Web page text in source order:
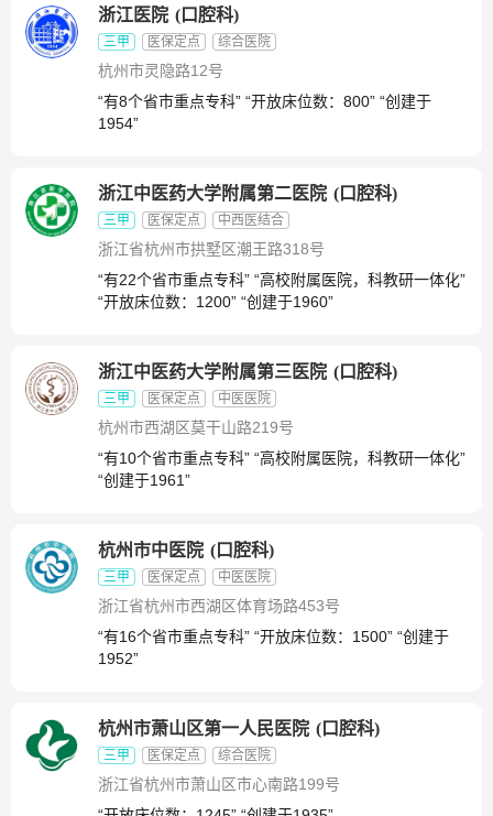
浙江医院 ( 口腔科)
三甲 医保定点 综合医院
杭州市灵隐路12号
“有8个省市重点专科” “开放床位数：800” “创建于
1954”
浙江中医药大学附属第二医院 ( 口腔科)
三甲 医保定点 中西医结合
浙江省杭州市拱墅区潮王路318号
“有22个省市重点专科” “高校附属医院，科教研一体化”
“开放床位数：1200” “创建于1960”
浙江中医药大学附属第三医院 ( 口腔科)
三甲 医保定点 中医医院
杭州市西湖区莫干山路219号
“有10个省市重点专科” “高校附属医院，科教研一体化”
“创建于1961”
杭州市中医院 ( 口腔科)
三甲 医保定点 中医医院
浙江省杭州市西湖区体育场路453号
“有16个省市重点专科” “开放床位数：1500” “创建于
1952”
杭州市萧山区第一人民医院 ( 口腔科)
三甲 医保定点 综合医院
浙江省杭州市萧山区市心南路199号